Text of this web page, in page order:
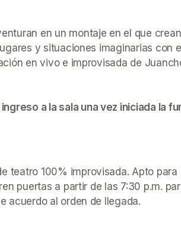
en un montaje en el que
y situaciones imaginarias con
en vivo e improvisada de
a la sala una vez iniciada la
teatro 100% improvisada. Apto
puertas a partir de las 7:30 p.m.
acuerdo al orden de llegada.